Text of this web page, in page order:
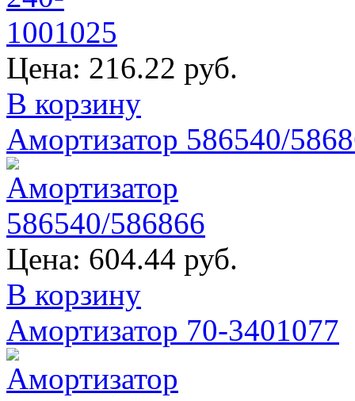
Цена: 216.22 руб.
В корзину
Амортизатор 586540/
Цена: 604.44 руб.
В корзину
Амортизатор 70-3401077